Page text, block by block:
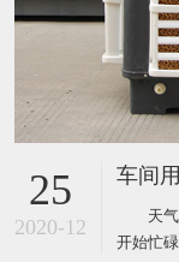
25
2020-12
车间
天气开
开始忙